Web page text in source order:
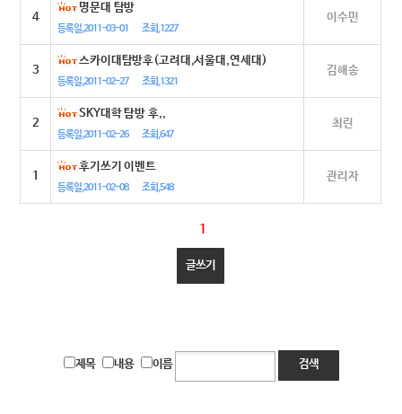
4
명문대 탐방
등록일,2011-03-01 조회,1227
이수민
3
스카이대탐방후(고려대,서울대,연세대)
등록일,2011-02-27 조회,1321
김해송
2
SKY대학 탐방 후,,
등록일,2011-02-26 조회,647
최린
1
후기쓰기 이벤트
등록일,2011-02-08 조회,548
관리자
1
글쓰기
제목 내용 이름 검색